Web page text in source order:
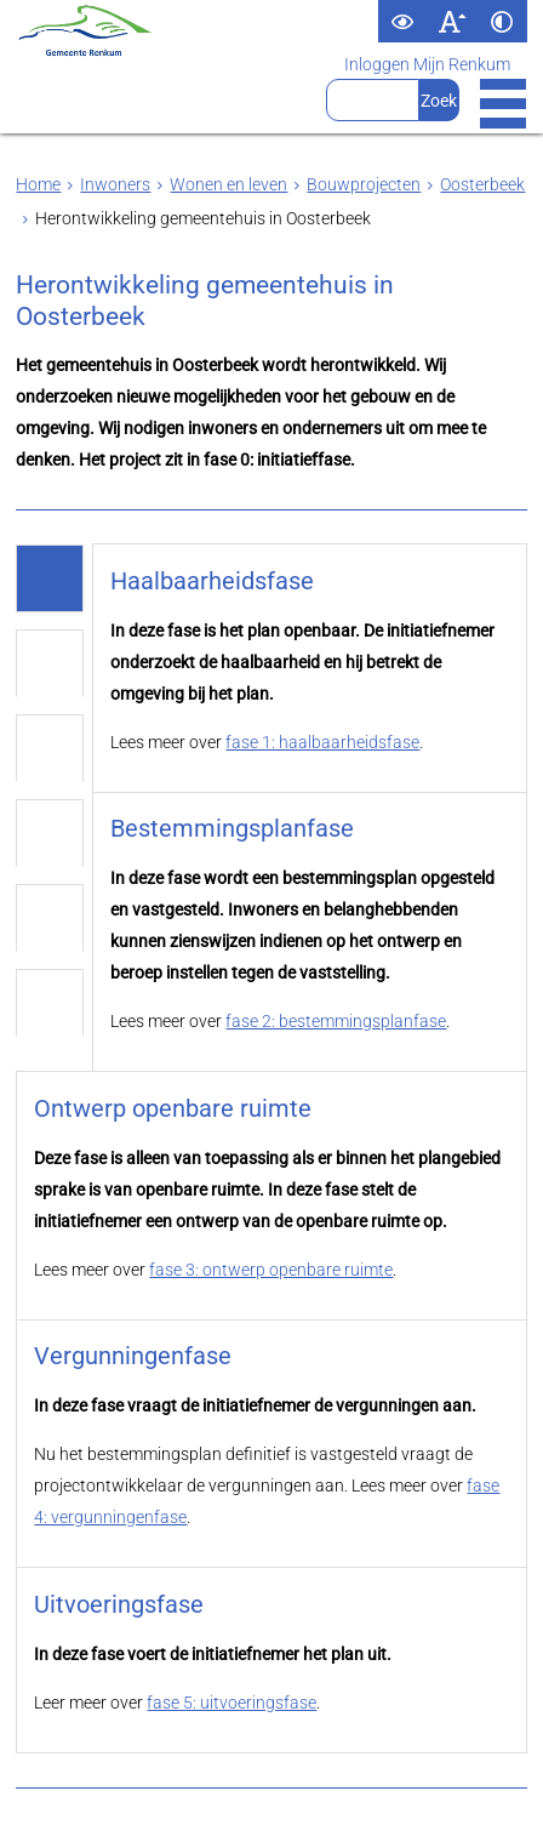
Inloggen Mijn Renkum
Home Inwoners Wonen en leven Bouwprojecten
Oosterbeek
Herontwikkeling gemeentehuis in Oosterbeek
Herontwikkeling gemeentehuis in
Oosterbeek
Het gemeentehuis in Oosterbeek wordt herontwikkeld. Wij
onderzoeken nieuwe mogelijkheden voor het gebouw en de
omgeving. Wij nodigen inwoners en ondernemers uit om mee te
denken. Het project zit in fase 0: initiatieffase.
Haalbaarheidsfase
In deze fase is het plan openbaar. De initiatiefnemer
onderzoekt de haalbaarheid en hij betrekt de
omgeving bij het plan.
Lees meer overfase 1: haalbaarheidsfase
Bestemmingsplanfase
In deze fase wordt een bestemmingsplan opgesteld
en vastgesteld. Inwoners en belanghebbenden
kunnen zienswijzen indienen op het ontwerp en
beroep instellen tegen de vaststelling.
Lees meer overfase 2: bestemmingsplanfase
Ontwerp openbare ruimte
Deze fase is alleen van toepassing als er binnen het plangebied
sprake is van openbare ruimte. In deze fase stelt de
initiatiefnemer een ontwerp van de openbare ruimte op.
Lees meer overfase 3: ontwerp openbare ruimte
Vergunningenfase
In deze fase vraagt de initiatiefnemer de vergunningen aan.
Nu het bestemmingsplan definitief is vastgesteld vraagt de
projectontwikkelaar de vergunningen aan. Lees meer overfase
4: vergunningenfase
Uitvoeringsfase
In deze fase voert de initiatiefnemer het plan uit.
Leer meer overfase 5: uitvoeringsfase